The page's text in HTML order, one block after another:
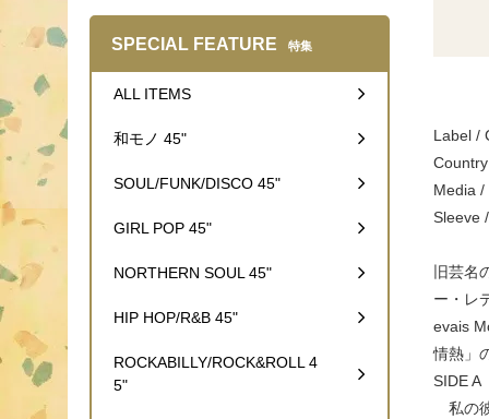
Label /
Media /
Sleeve
旧芸名
ー・レ
evais
情熱」
SIDE A
私の
SPECIAL FEATURE 特集
ALL ITEMS
和モノ 45"
SOUL/FUNK/DISCO 45"
GIRL POP 45"
NORTHERN SOUL 45"
HIP HOP/R&B 45"
ROCKABILLY/ROCK&ROLL 4
5"